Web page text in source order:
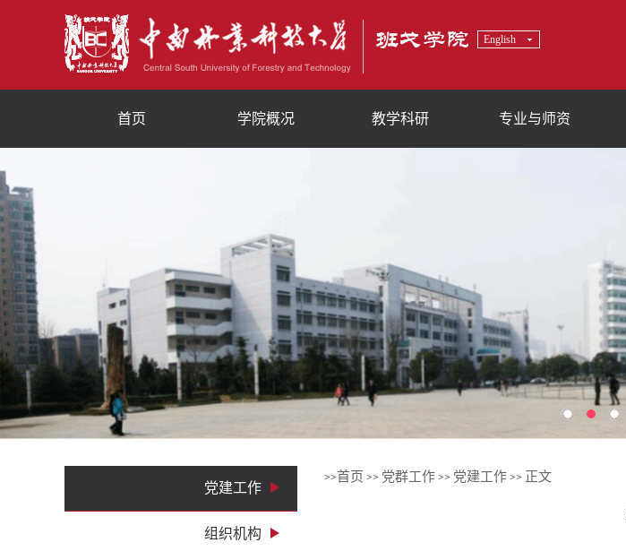
English
首页 学院概况 教学科研 专业与师资
1 2 3 4
党建工作
组织机构
>>首页 >> 党群工作 >> 党建工作 >> 正文